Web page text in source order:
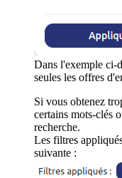
Dans l'exemple ci-
seules les offres
Si vous obtenez
certains mots-clés
recherche.
Les filtres
suivante :